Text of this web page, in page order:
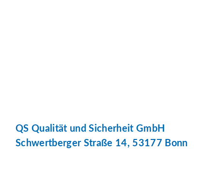
QS Qualität und Sicherheit GmbH
Schwertberger Straße 14, 53177 Bonn